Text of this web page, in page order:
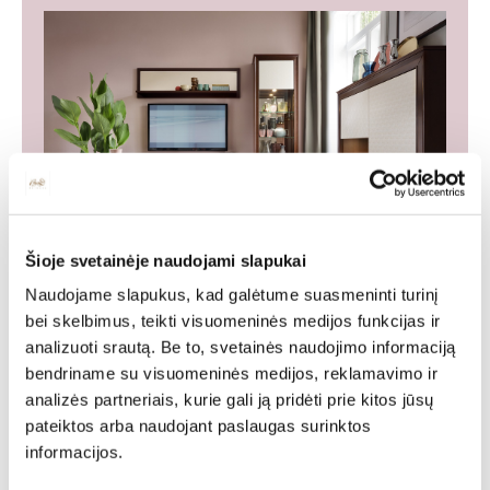
Šioje svetainėje naudojami slapukai
Naudojame slapukus, kad galėtume suasmeninti turinį
bei skelbimus, teikti visuomeninės medijos funkcijas ir
analizuoti srautą. Be to, svetainės naudojimo informaciją
bendriname su visuomeninės medijos, reklamavimo ir
analizės partneriais, kurie gali ją pridėti prie kitos jūsų
pateiktos arba naudojant paslaugas surinktos
informacijos.
Baldų kolekcija NICEA
Ši kolekcija yra puikus natūralaus lukšto ir ryškių
kontrastinių priekinių dalių derinys. Kolekcija skirta
erdviam, moderniam ir stilingam interjerui.
WHOLE COLLECTION